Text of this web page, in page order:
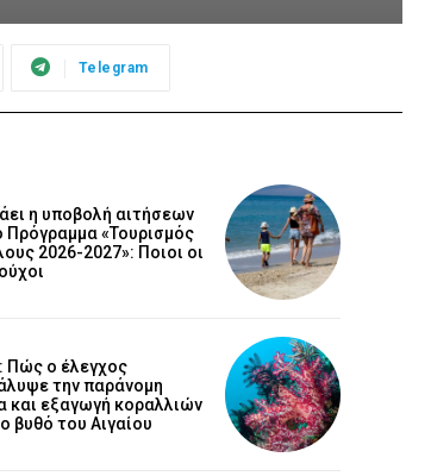
Telegram
η υποβολή αιτήσεων
Πρόγραμμα «Τουρισμός
2026-2027»: Ποιοι οι
Πώς ο έλεγχος
την παράνομη
και εξαγωγή κοραλλιών
βυθό του Αιγαίου